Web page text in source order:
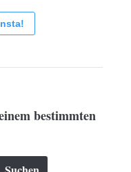
bestimmten